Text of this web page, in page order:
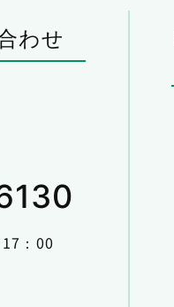
わせ
：00